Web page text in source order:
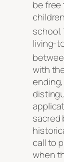
be free
school
living-
with
sacred
call to
when